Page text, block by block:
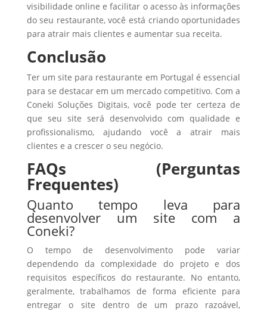
visibilidade online e facilitar o acesso às informações
do seu restaurante, você está criando oportunidades
para atrair mais clientes e aumentar sua receita.
Conclusão
Ter um site para restaurante em Portugal é essencial
para se destacar em um mercado competitivo. Com a
Coneki Soluções Digitais, você pode ter certeza de
que seu site será desenvolvido com qualidade e
profissionalismo, ajudando você a atrair mais
clientes e a crescer o seu negócio.
FAQs (Perguntas
Frequentes)
Quanto tempo leva para
desenvolver um site com a
Coneki?
O tempo de desenvolvimento pode variar
dependendo da complexidade do projeto e dos
requisitos específicos do restaurante. No entanto,
geralmente, trabalhamos de forma eficiente para
entregar o site dentro de um prazo razoável,